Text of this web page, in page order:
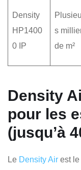
Density
HP1400
0 IP
s
de m²
Density
pour les
(jusqu’à
Le Density Air est le